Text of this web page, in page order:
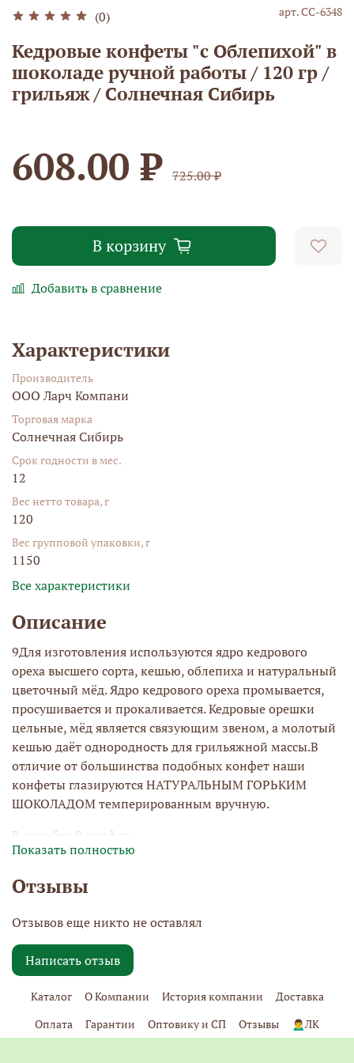
(0) арт.СС-6348
Кедровые конфеты "с Облепихой" в
шоколаде ручной работы / 120 гр /
грильяж / Солнечная Сибирь
608.00 ₽ 725.00 ₽
В корзину
Добавить в сравнение
Характеристики
Производитель
ООО Ларч Компани
Торговая марка
Солнечная Сибирь
Срок годности в мес.
12
Вес нетто товара, г
120
Вес групповой упаковки, г
1150
Все характеристики
Описание
9Для изготовления используются ядро кедрового
ореха высшего сорта, кешью, облепиха и натуральный
цветочный мёд. Ядро кедрового ореха промывается,
просушивается и прокаливается. Кедровые орешки
цельные, мёд является связующим звеном, а молотый
кешью даёт однородность для грильяжной массы.В
отличие от большинства подобных конфет наши
конфеты глазируются НАТУРАЛЬНЫМ ГОРЬКИМ
ШОКОЛАДОМ темперированным вручную.
В коробке 9 конфет
Показать полностью
Отзывы
Отзывов еще никто не оставлял
Написать отзыв
Каталог О Компании История компании
Доставка
Оплата
Гарантии Оптовику и СП Отзывы 🙍‍♂️ЛК